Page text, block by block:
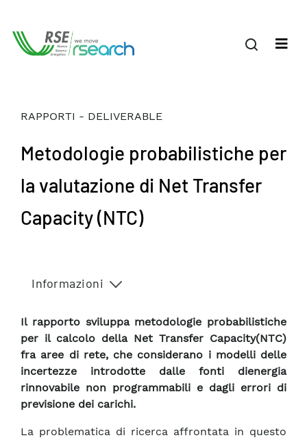
RAPPORTI - DELIVERABLE
Metodologie probabilistiche per
la valutazione di Net Transfer
Capacity (NTC)
Informazioni
Il rapporto sviluppa metodologie probabilistiche
per il calcolo della Net Transfer Capacity(NTC)
fra aree di rete, che considerano i modelli delle
incertezze introdotte dalle fonti dienergia
rinnovabile non programmabili e dagli errori di
previsione dei carichi.
La problematica di ricerca affrontata in questo